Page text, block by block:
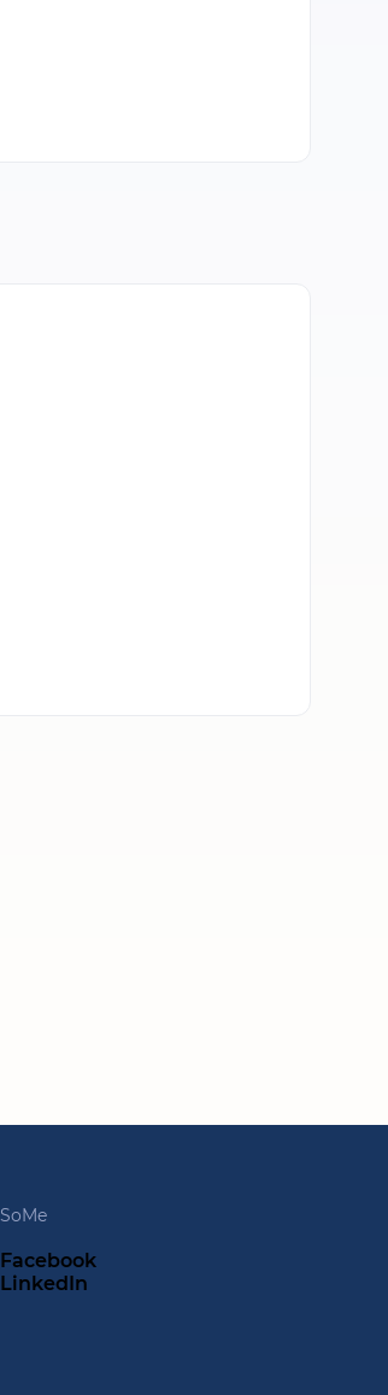
SoMe
Facebook
LinkedIn